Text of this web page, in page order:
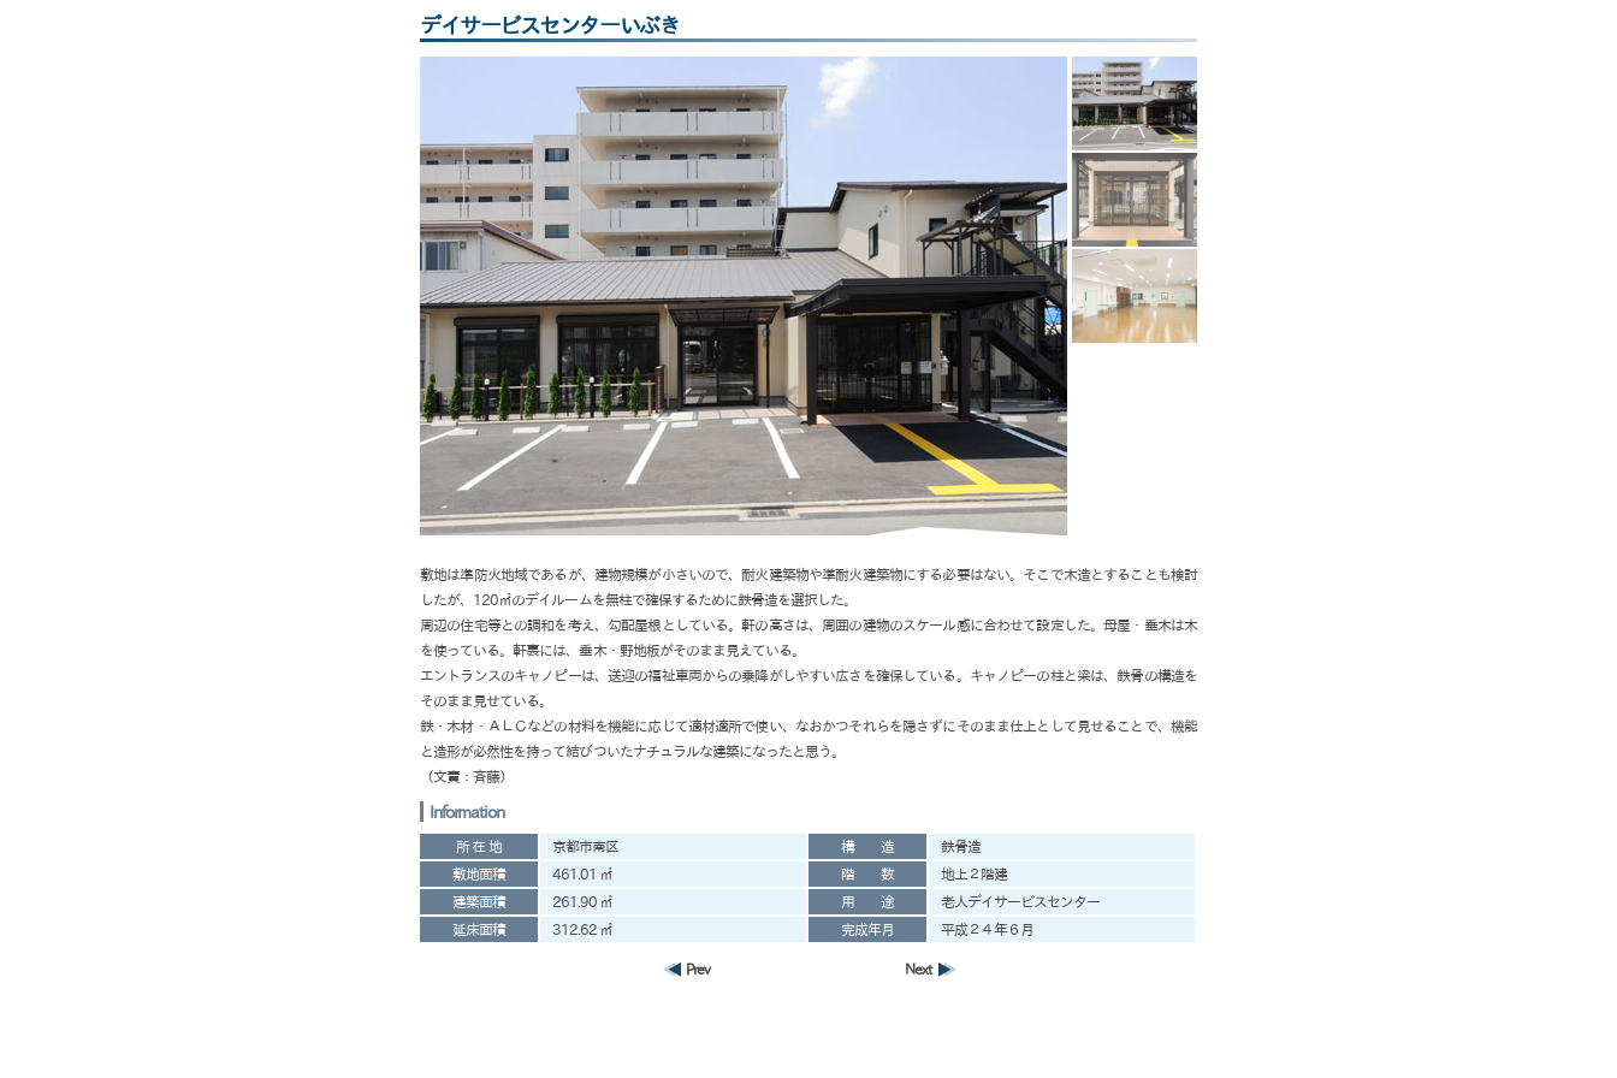
デイサービスセンターいぶき
敷地は準防火地域であるが、建物規模が小さいので、耐火建築物や準耐火建築物にする必要はない。そこで木造とすることも検討
したが、120㎡のデイルームを無柱で確保するために鉄骨造を選択した。
周辺の住宅等との調和を考え、勾配屋根としている。軒の高さは、周囲の建物のスケール感に合わせて設定した。母屋・垂木は木
を使っている。軒裏には、垂木・野地板がそのまま見えている。
エントランスのキャノピーは、送迎の福祉車両からの乗降がしやすい広さを確保している。キャノピーの柱と梁は、鉄骨の構造を
そのまま見せている。
鉄・木材・ＡＬＣなどの材料を機能に応じて適材適所で使い、なおかつそれらを隠さずにそのまま仕上として見せることで、機能
と造形が必然性を持って結びついたナチュラルな建築になったと思う。
（文責：斉藤）
Information
所 在 地 京都市南区 構 造
鉄骨造
敷地面積
461.01 ㎡ 階 数
地上２階建
建築面積
261.90 ㎡ 用 途
老人デイサービスセンター
延床面積
312.62 ㎡ 完成年月 平成２４年６月
Prev Next